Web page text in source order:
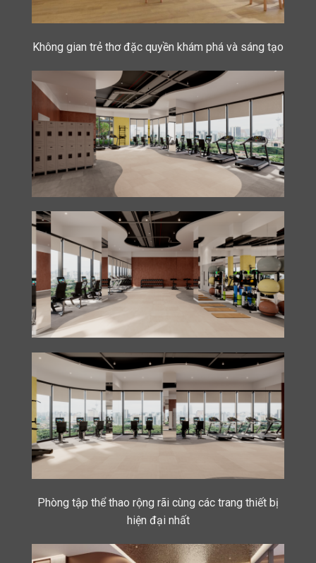
Không gian trẻ thơ đặc quyền khám phá và sáng tạo
Phòng tập thể thao rộng rãi cùng các trang thiết bị
hiện đại nhất